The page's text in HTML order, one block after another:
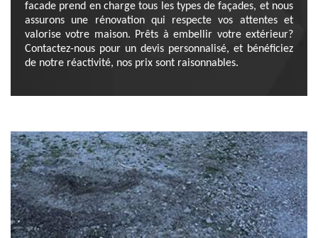
facade prend en charge tous les types de façades, et nous
assurons une rénovation qui respecte vos attentes et
valorise votre maison. Prêts à embellir votre extérieur?
Contactez-nous pour un devis personnalisé, et bénéficiez
de notre réactivité, nos prix sont raisonnables.